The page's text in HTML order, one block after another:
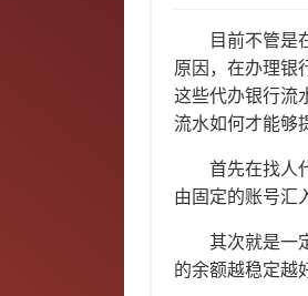
目前不管是在
原因，在办理银
这些代办银行流
流水如何才能够
首先在找人代
由固定的账号汇
其次就是一定
的余额越稳定越